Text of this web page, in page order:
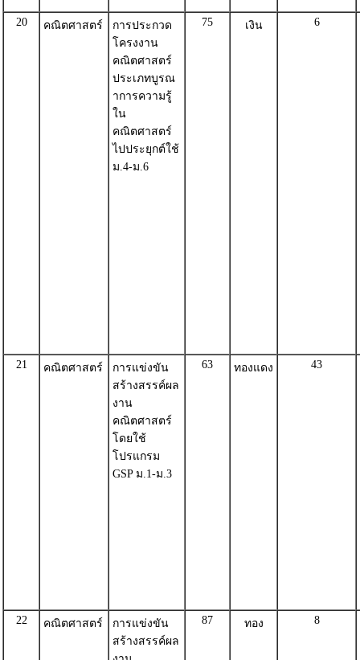
20 คณิตศาสตร์
การประกวด
โครงงาน
คณิตศาสตร์
ประเภทบูรณ
าการความรู้
ใน
คณิตศาสตร์
ไปประยุกต์ใช้
ม.4-ม.6
75 เงิน 6
21 คณิตศาสตร์
การแข่งขัน
สร้างสรรค์ผล
งาน
คณิตศาสตร์
โดยใช้
โปรแกรม
GSP ม.1-ม.3
63 ทองแดง 43
22 คณิตศาสตร์
การแข่งขัน
สร้างสรรค์ผล
87 ทอง 8